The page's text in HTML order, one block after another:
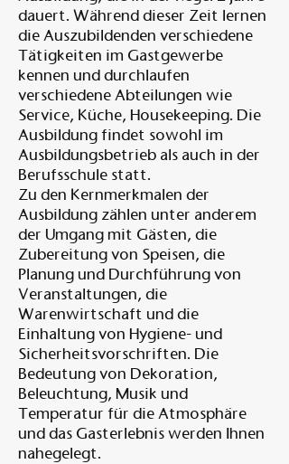
dauert. Während dieser Zeit lernen
die Auszubildenden verschiedene
Tätigkeiten im Gastgewerbe
kennen und durchlaufen
verschiedene Abteilungen wie
Service, Küche, Housekeeping. Die
Ausbildung findet sowohl im
Ausbildungsbetrieb als auch in der
Berufsschule statt.
Zu den Kernmerkmalen der
Ausbildung zählen unter anderem
der Umgang mit Gästen, die
Zubereitung von Speisen, die
Planung und Durchführung von
Veranstaltungen, die
Warenwirtschaft und die
Einhaltung von Hygiene- und
Sicherheitsvorschriften. Die
Bedeutung von Dekoration,
Beleuchtung, Musik und
Temperatur für die Atmosphäre
und das Gasterlebnis werden Ihnen
nahegelegt.